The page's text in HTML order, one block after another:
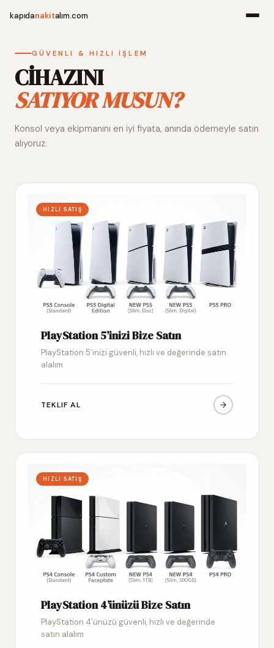
kapıdanakitalım.com
Alım
GÜVENLI & HIZLI İŞLEM
CİHAZINI
SATIYOR MUSUN?
Konsol veya ekipmanını en iyi fiyata, anında ödemeyle satın
alıyoruz.
HIZLI SATIŞ
PlayStation 5’inizi Bize Satın
PlayStation 5’inizi güvenli, hızlı ve değerinde satın
alalım
TEKLIF AL
HIZLI SATIŞ
PlayStation 4’ünüzü Bize Satın
PlayStation 4’ünüzü güvenli, hızlı ve değerinde
satın alalım